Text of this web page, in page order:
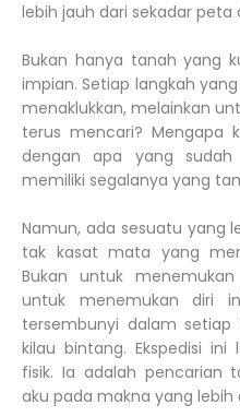
lebih jauh dari sekadar peta
Bukan hanya tanah yang
impian. Setiap langkah
menaklukkan, melainkan
terus mencari? Mengapa
dengan apa yang sudah
memiliki segalanya yang
Namun, ada sesuatu yang
tak kasat mata yang
Bukan untuk
untuk menemukan diri
tersembunyi dalam
kilau bintang. Ekspedisi ini
fisik. Ia adalah pencarian
aku pada makna yang lebih